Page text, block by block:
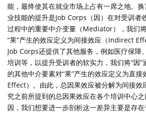
能，最终使其在就业市场上占有一席之地。
业技能的提升是Job Corps（因）在对受训者
过程中的重要中介变量（Mediator），我们
“果”产生的效应定义为间接效应（Indirect
Job Corps还提供了其他服务，例如医疗保障
培训等，以提升受训者的软实力，我们将“因
的其他中介要素对“果”产生的效应定义为直
Effect）。由此，总因果效应被分解为间接效
究之前所提到的总因果效应在各个培训中心
因，我们想要进一步剖析这一差异主要是存